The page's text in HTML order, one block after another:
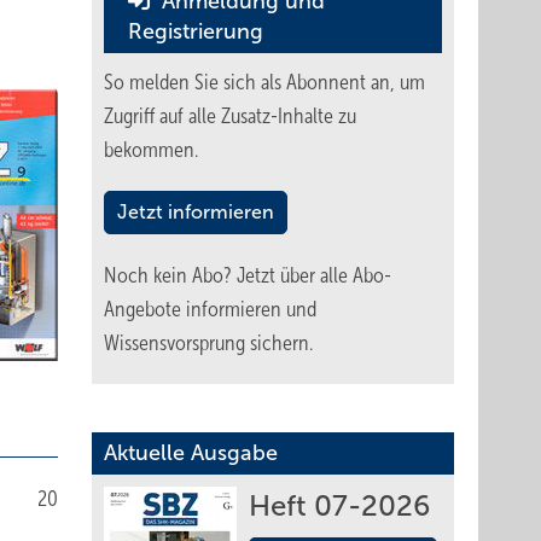
20
Registrierung
So melden Sie sich als Abonnent an, um
Zugriff auf alle Zusatz-Inhalte zu
bekommen.
Jetzt informieren
Noch kein Abo? Jetzt über alle Abo-
Angebote informieren und
Wissensvorsprung sichern.
Aktuelle Ausgabe
Heft 07-2026